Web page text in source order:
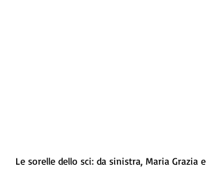
Le sorelle dello sci: da sinistra, Maria Grazia e